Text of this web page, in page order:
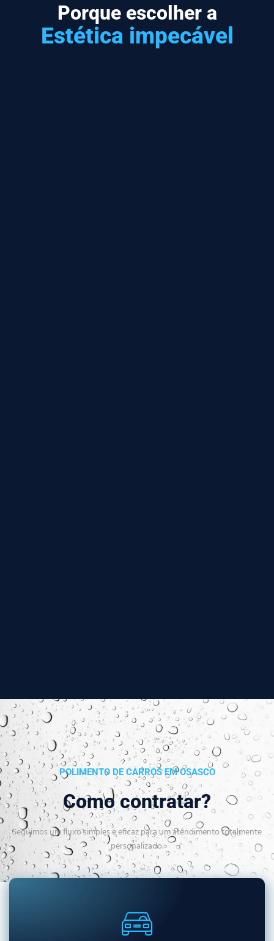
Porque escolher a
Estética impecável
POLIMENTO DE CARROS EM OSASCO
Como contratar?
Seguimos um fluxo simples e eficaz para um atendimento totalmente
personalizado.